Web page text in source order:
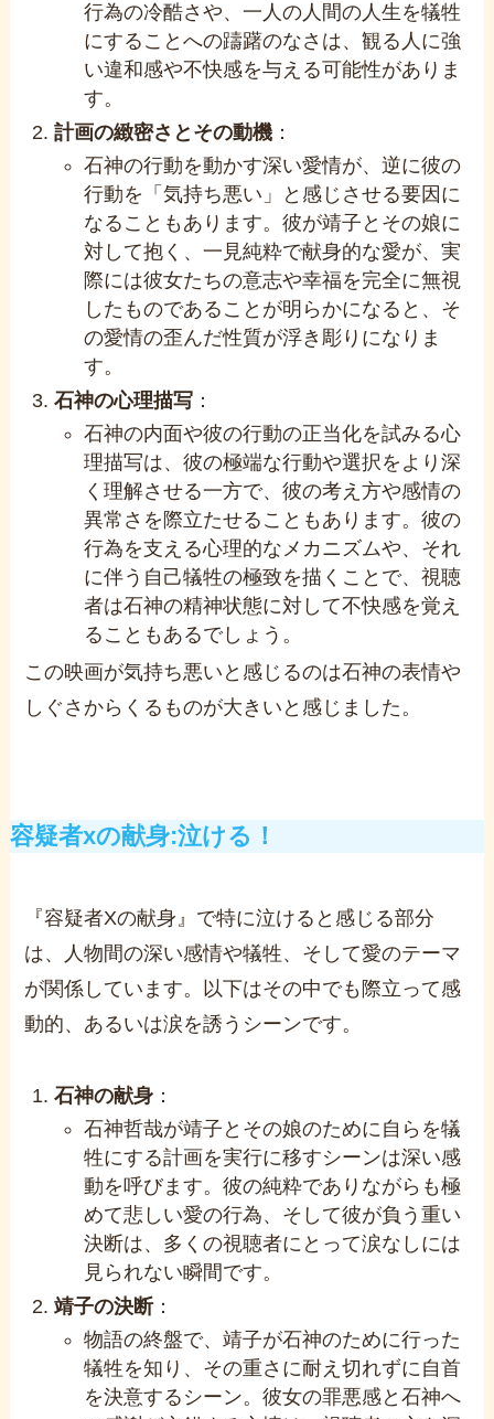
行為の冷酷さや、一人の人間の人生を犠牲
にすることへの躊躇のなさは、観る人に強
い違和感や不快感を与える可能性がありま
す。
計画の緻密さとその動機 ：
石神の行動を動かす深い愛情が、逆に彼の
行動を「気持ち悪い」と感じさせる要因に
なることもあります。彼が靖子とその娘に
対して抱く、一見純粋で献身的な愛が、実
際には彼女たちの意志や幸福を完全に無視
したものであることが明らかになると、そ
の愛情の歪んだ性質が浮き彫りになりま
す。
石神の心理描写 ：
石神の内面や彼の行動の正当化を試みる心
理描写は、彼の極端な行動や選択をより深
く理解させる一方で、彼の考え方や感情の
異常さを際立たせることもあります。彼の
行為を支える心理的なメカニズムや、それ
に伴う自己犠牲の極致を描くことで、視聴
者は石神の精神状態に対して不快感を覚え
ることもあるでしょう。
この映画が気持ち悪いと感じるのは石神の表情や
しぐさからくるものが大きいと感じました。
容疑者xの献身:泣ける！
『容疑者Xの献身』で特に泣けると感じる部分
は、人物間の深い感情や犠牲、そして愛のテーマ
が関係しています。以下はその中でも際立って感
動的、あるいは涙を誘うシーンです。
石神の献身 ：
石神哲哉が靖子とその娘のために自らを犠
牲にする計画を実行に移すシーンは深い感
動を呼びます。彼の純粋でありながらも極
めて悲しい愛の行為、そして彼が負う重い
決断は、多くの視聴者にとって涙なしには
見られない瞬間です。
靖子の決断：
物語の終盤で、靖子が石神のために行った
犠牲を知り、その重さに耐え切れずに自首
を決意するシーン。彼女の罪悪感と石神へ